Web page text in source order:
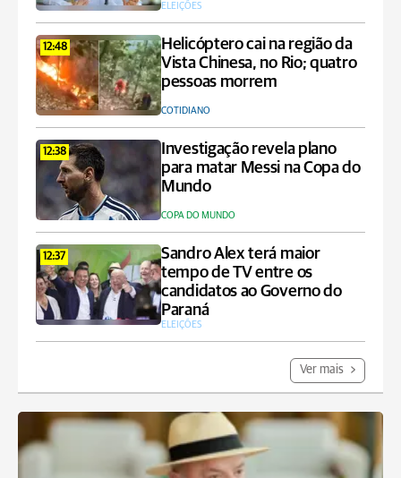
ELEIÇÕES
12:48
Helicóptero cai na região da
Vista Chinesa, no Rio; quatro
pessoas morrem
COTIDIANO
12:38
Investigação revela plano
para matar Messi na Copa do
Mundo
COPA DO MUNDO
12:37
Sandro Alex terá maior
tempo de TV entre os
candidatos ao Governo do
Paraná
ELEIÇÕES
Ver mais